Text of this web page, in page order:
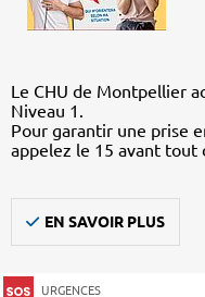
Le CHU de Montpellier
Niveau 1.
Pour garantir une prise
appelez le 15 avant tout
EN SAVOIR PLUS
URGENCES